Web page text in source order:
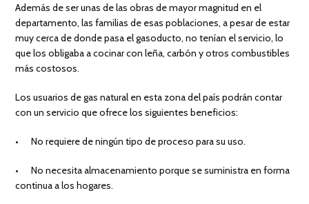
Además de ser unas de las obras de mayor magnitud en el
departamento, las familias de esas poblaciones, a pesar de estar
muy cerca de donde pasa el gasoducto, no tenían el servicio, lo
que los obligaba a cocinar con leña, carbón y otros combustibles
más costosos.
Los usuarios de gas natural en esta zona del país podrán contar
con un servicio que ofrece los siguientes beneficios:
• No requiere de ningún tipo de proceso para su uso.
• No necesita almacenamiento porque se suministra en forma
continua a los hogares.